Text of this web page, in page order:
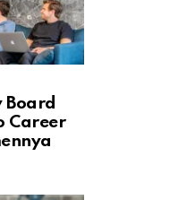
Board
Career